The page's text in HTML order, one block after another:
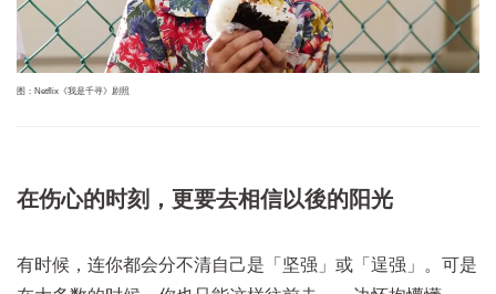
图：Netflix《我是千寻》剧照
在伤心的时刻，更要去相信以後的阳光
有时候，连你都会分不清自己是「坚强」或「逞强」。可是